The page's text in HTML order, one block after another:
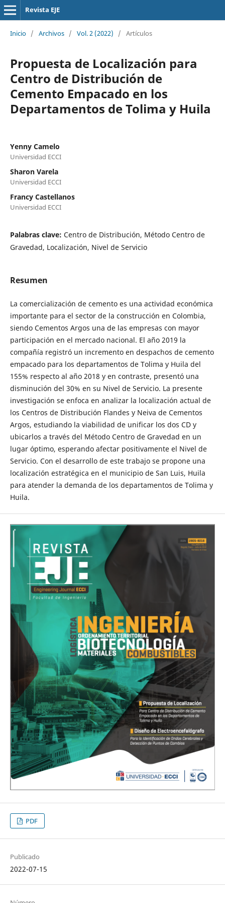
Revista EJE
Inicio / Archivos / Vol. 2 (2022) / Artículos
Propuesta de Localización para
Centro de Distribución de
Cemento Empacado en los
Departamentos de Tolima y Huila
Yenny Camelo
Universidad ECCI
Sharon Varela
Universidad ECCI
Francy Castellanos
Universidad ECCI
Palabras clave: Centro de Distribución, Método Centro de
Gravedad, Localización, Nivel de Servicio
Resumen
La comercialización de cemento es una actividad económica
importante para el sector de la construcción en Colombia,
siendo Cementos Argos una de las empresas con mayor
participación en el mercado nacional. El año 2019 la
compañía registró un incremento en despachos de cemento
empacado para los departamentos de Tolima y Huila del
155% respecto al año 2018 y en contraste, presentó una
disminución del 30% en su Nivel de Servicio. La presente
investigación se enfoca en analizar la localización actual de
los Centros de Distribución Flandes y Neiva de Cementos
Argos, estudiando la viabilidad de unificar los dos CD y
ubicarlos a través del Método Centro de Gravedad en un
lugar óptimo, esperando afectar positivamente el Nivel de
Servicio. Con el desarrollo de este trabajo se propone una
localización estratégica en el municipio de San Luis, Huila
para atender la demanda de los departamentos de Tolima y
Huila.
PDF
Publicado
2022-07-15